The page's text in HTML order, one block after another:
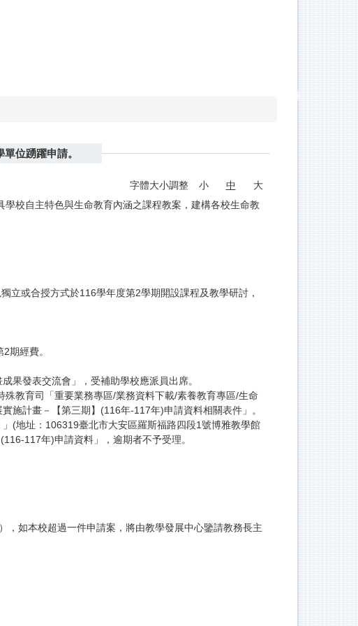
位踴躍申請。
字體大小調整 小 中
大
校自主特色與生命教育內涵之課程教案，建構各校生命教
立或合授方式於116學年度第2學期開設課程及教學研討，
期經費。
果發表交流會」，受補助學校應派員出席。
教育司「重要業務專區/業務資料下載/素養教育專區/生命
施計畫－【第三期】(116年-117年)申請資料相關表件」。
(地址：106319臺北市大安區羅斯福路四段1號博雅教學館
117年)申請資料」，逾期者不予受理。
如本校超過一件申請案，將由教學發展中心鑒請教務長主